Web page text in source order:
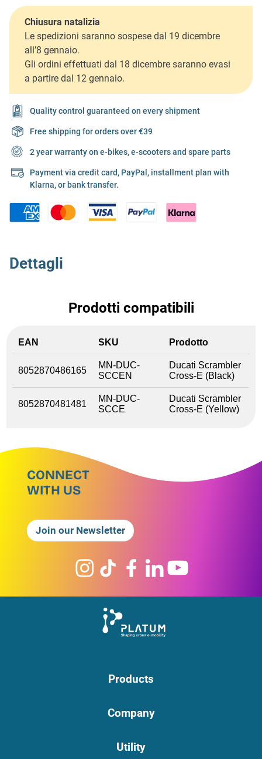
Chiusura natalizia
Le spedizioni saranno sospese dal 19 dicembre
all’8 gennaio.
Gli ordini effettuati dal 18 dicembre saranno evasi
a partire dal 12 gennaio.
Quality control guaranteed on every shipment
Free shipping for orders over €39
2 year warranty on e-bikes, e-scooters and spare parts
Payment via credit card, PayPal, installment plan with
Klarna, or bank transfer.
Dettagli
Prodotti compatibili
EAN SKU Prodotto
8052870486165
MN-DUC-
SCCEN
Ducati Scrambler
Cross-E (Black)
8052870481481
MN-DUC-
SCCE
Ducati Scrambler
Cross-E (Yellow)
CONNECT
WITH US
Join our Newsletter
Products
Company
Utility